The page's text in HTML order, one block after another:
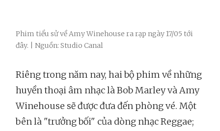
Phim tiểu sử về Amy Winehouse ra rạp ngày 17/05 tới
đây. | Nguồn: Studio Canal
Riêng trong năm nay, hai bộ phim về những
huyền thoại âm nhạc là Bob Marley và Amy
Winehouse sẽ được đưa đến phòng vé. Một
bên là "trưởng bối" của dòng nhạc Reggae;